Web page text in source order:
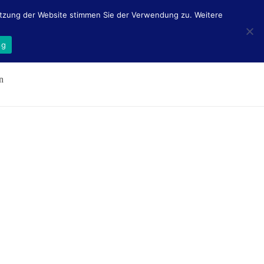
der Website stimmen Sie der Verwendung zu. Weitere